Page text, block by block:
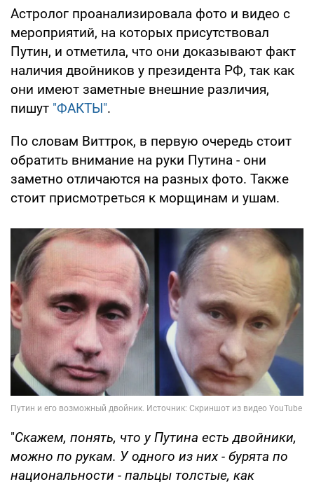
Астролог проанализировала фото и видео с
мероприятий, на которых присутствовал
Путин, и отметила, что они доказывают факт
наличия двойников у президента РФ, так как
они имеют заметные внешние различия,
пишут "ФАКТЫ".
По словам Виттрок, в первую очередь стоит
обратить внимание на руки Путина - они
заметно отличаются на разных фото. Также
стоит присмотреться к морщинам и ушам.
"Скажем, понять, что у Путина есть двойники,
можно по рукам. У одного из них - бурята по
национальности - пальцы толстые, как